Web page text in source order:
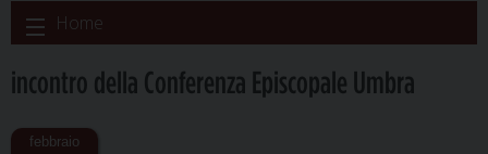
Skip
to
Home
incontro della Conferenza Episcopale Umbra